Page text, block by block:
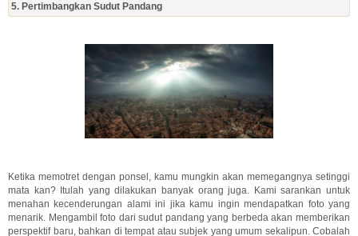
5. Pertimbangkan Sudut Pandang
Ketika memotret dengan ponsel, kamu mungkin akan memegangnya setinggi
mata kan? Itulah yang dilakukan banyak orang juga. Kami sarankan untuk
menahan kecenderungan alami ini jika kamu ingin mendapatkan foto yang
menarik. Mengambil foto dari sudut pandang yang berbeda akan memberikan
perspektif baru, bahkan di tempat atau subjek yang umum sekalipun. Cobalah